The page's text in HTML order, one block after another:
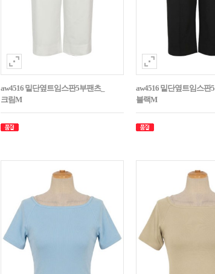
aw4516 밑단옆트임스판5부팬츠_
크림M
aw4516 밑단옆트임스판5
블랙M